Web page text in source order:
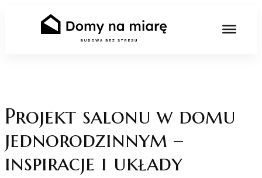
Projekt salonu w domu
jednorodzinnym –
inspiracje i układy